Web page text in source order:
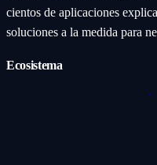
cientos de aplicaciones
soluciones a la medida para
Ecosistema
Categorías